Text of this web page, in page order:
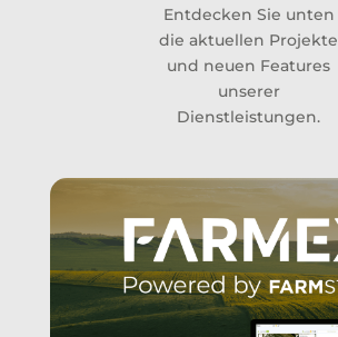
Entdecken Sie unten
die aktuellen Projekte
und neuen Features
unserer
Dienstleistungen.